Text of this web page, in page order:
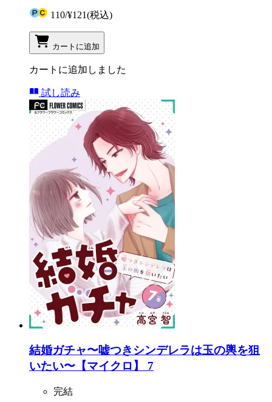
110/¥121(税込)
カートに追加
カートに追加しました
試し読み
結婚ガチャ〜嘘つきシンデレラは玉の輿を狙
いたい〜【マイクロ】 7
完結